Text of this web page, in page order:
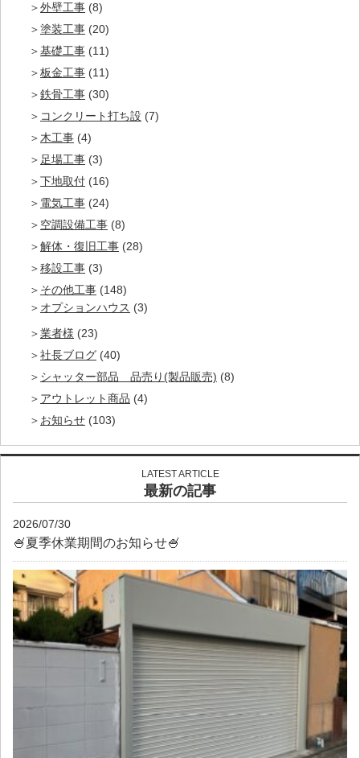
外壁工事 (8)
塗装工事 (20)
基礎工事 (11)
板金工事 (11)
鉄骨工事 (30)
コンクリート打ち設 (7)
木工事 (4)
足場工事 (3)
下地取付 (16)
電気工事 (24)
空調設備工事 (8)
解体・復旧工事 (28)
移設工事 (3)
その他工事 (148)
オプションハウス (3)
業者様 (23)
社長ブログ (40)
シャッター部品 品売り(製品販売) (8)
アウトレット商品 (4)
お知らせ (103)
LATEST ARTICLE
最新の記事
2026/07/30
🍧夏季休業期間のお知らせ🍧